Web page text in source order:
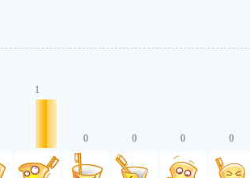
1
0 0 0 0